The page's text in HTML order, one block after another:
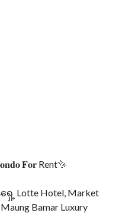
𝐅𝐨𝐫 Rent✨
Lotte Hotel, Market
Bamar Luxury